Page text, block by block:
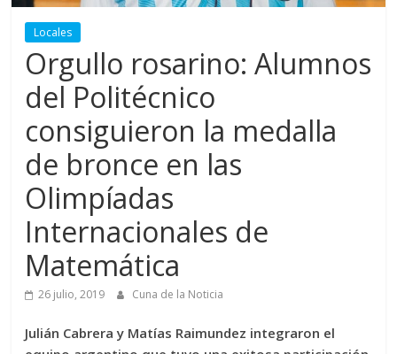
Locales
Orgullo rosarino: Alumnos
del Politécnico
consiguieron la medalla
de bronce en las
Olimpíadas
Internacionales de
Matemática
26 julio, 2019 Cuna de la Noticia
Julián Cabrera y Matías Raimundez integraron el